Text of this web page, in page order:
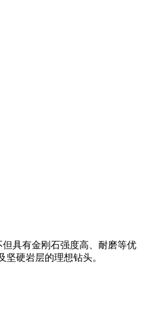
具有金刚石强度高、耐磨等优
硬岩层的理想钻头。